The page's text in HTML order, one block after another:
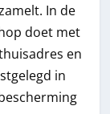
In de
doet met
en
in